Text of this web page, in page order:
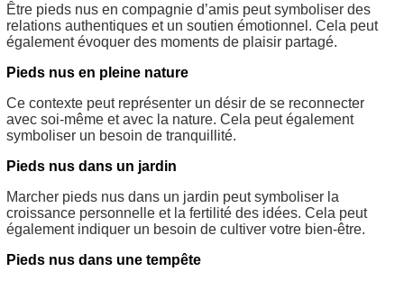
Être pieds nus en compagnie d’amis peut symboliser des
relations authentiques et un soutien émotionnel. Cela peut
également évoquer des moments de plaisir partagé.
Pieds nus en pleine nature
Ce contexte peut représenter un désir de se reconnecter
avec soi-même et avec la nature. Cela peut également
symboliser un besoin de tranquillité.
Pieds nus dans un jardin
Marcher pieds nus dans un jardin peut symboliser la
croissance personnelle et la fertilité des idées. Cela peut
également indiquer un besoin de cultiver votre bien-être.
Pieds nus dans une tempête